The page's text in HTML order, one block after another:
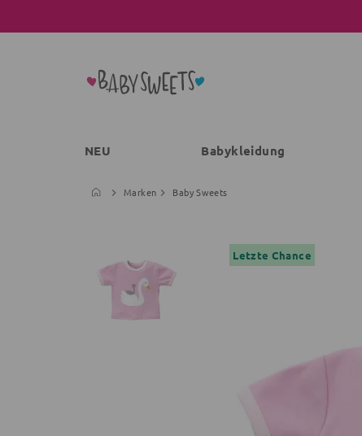
NEU Babykleidung
Marken Baby Sweets
Letzte Chance